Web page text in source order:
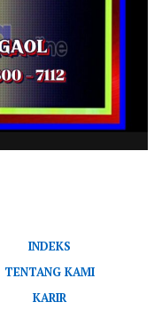
INDEKS
TENTANG KAMI
KARIR